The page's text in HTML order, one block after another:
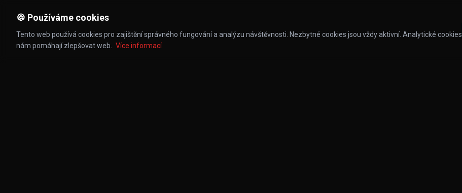
🍪 Používáme cookies
Tento web používá cookies pro zajištění správného fungování a analýzu návštěvnosti. Nezbytné cookies jsou vždy aktivní. Analytické cookies
nám pomáhají zlepšovat web.
Více informací